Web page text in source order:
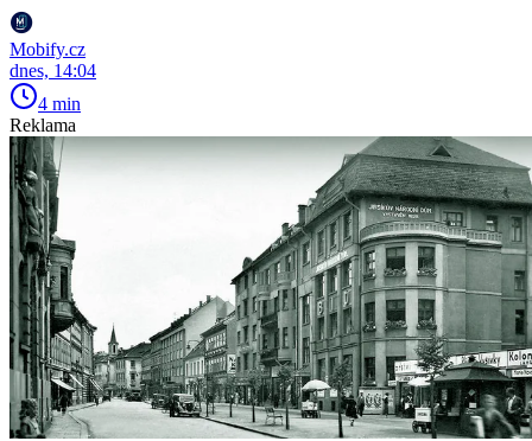
Mobify.cz
dnes, 14:04
4 min
Reklama